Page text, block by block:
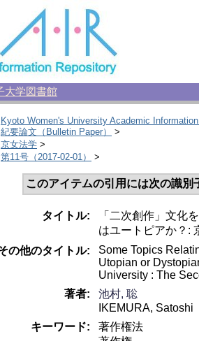
大学図書館
Kyoto Women's University Academic
紀要論文（Bulletin Paper）
>
京女法学 >
第11号（2017-02-01）
>
このアイテムの引用には次の識
タイトル:
「二次創作」文化
はユートピアか？:
の他のタイトル:
Some Topics
Utopian or
University : The
著者:
池村, 聡
IKEMURA, Satoshi
キーワード:
著作権法